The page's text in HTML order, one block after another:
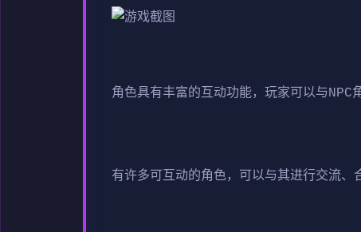
角色具有丰富的互动功能，玩家可以与NPC
有许多可互动的角色，可以与其进行交流、